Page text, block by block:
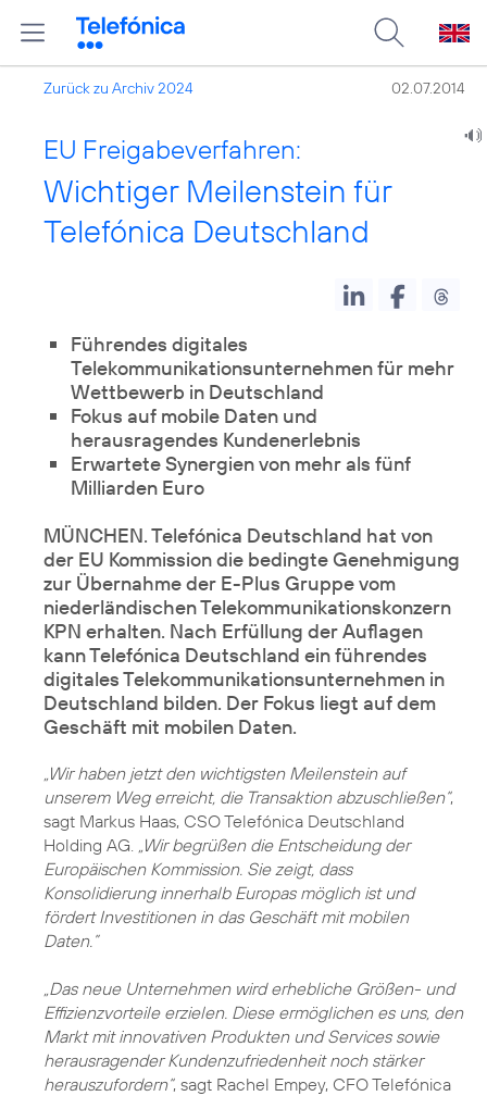
Zurück zu Archiv 2024 02.07.2014
EU Freigabeverfahren:
Wichtiger Meilenstein für
Telefónica Deutschland
Führendes digitales
Telekommunikationsunternehmen für mehr
Wettbewerb in Deutschland
Fokus auf mobile Daten und
herausragendes Kundenerlebnis
Erwartete Synergien von mehr als fünf
Milliarden Euro
MÜNCHEN. Telefónica Deutschland hat von
der EU Kommission die bedingte Genehmigung
zur Übernahme der E-Plus Gruppe vom
niederländischen Telekommunikationskonzern
KPN erhalten. Nach Erfüllung der Auflagen
kann Telefónica Deutschland ein führendes
digitales Telekommunikationsunternehmen in
Deutschland bilden. Der Fokus liegt auf dem
Geschäft mit mobilen Daten.
„Wir haben jetzt den wichtigsten Meilenstein auf
unserem Weg erreicht, die Transaktion abzuschließen“,
sagt Markus Haas, CSO Telefónica Deutschland
Holding AG. „Wir begrüßen die Entscheidung der
Europäischen Kommission. Sie zeigt, dass
Konsolidierung innerhalb Europas möglich ist und
fördert Investitionen in das Geschäft mit mobilen
Daten.”
„Das neue Unternehmen wird erhebliche Größen- und
Effizienzvorteile erzielen. Diese ermöglichen es uns, den
Markt mit innovativen Produkten und Services sowie
herausragender Kundenzufriedenheit noch stärker
herauszufordern“, sagt Rachel Empey, CFO Telefónica